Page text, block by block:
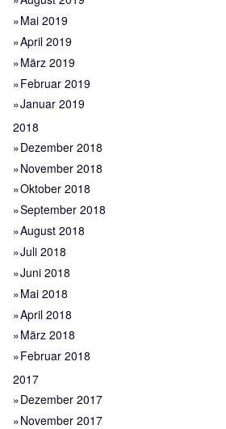
Mai 2019
April 2019
März 2019
Februar 2019
Januar 2019
2018
Dezember 2018
November 2018
Oktober 2018
September 2018
August 2018
Juli 2018
Juni 2018
Mai 2018
April 2018
März 2018
Februar 2018
2017
Dezember 2017
November 2017